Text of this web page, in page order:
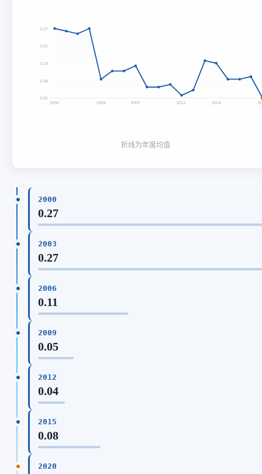
0.27
0.21
0.14
0.08
0.01
2000 2004 2007 2011 2014
折线为年度均值
2000
0.27
2003
0.27
2006
0.11
2009
0.05
2012
0.04
2015
0.08
2020